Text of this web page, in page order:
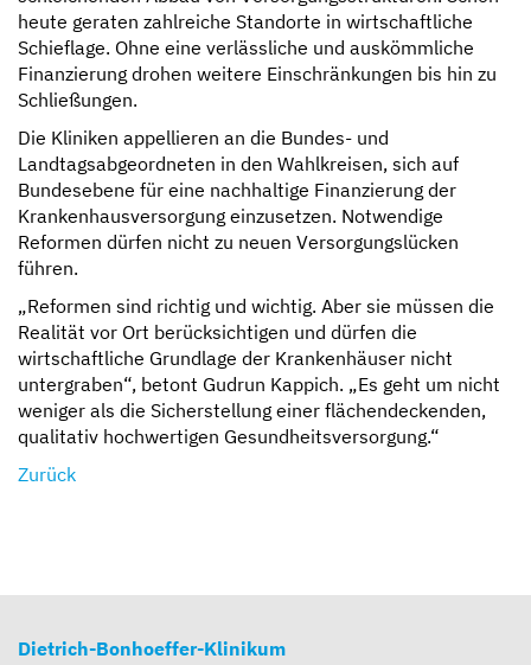
heute geraten zahlreiche Standorte in wirtschaftliche
Schieflage. Ohne eine verlässliche und auskömmliche
Finanzierung drohen weitere Einschränkungen bis hin zu
Schließungen.
Die Kliniken appellieren an die Bundes- und
Landtagsabgeordneten in den Wahlkreisen, sich auf
Bundesebene für eine nachhaltige Finanzierung der
Krankenhausversorgung einzusetzen. Notwendige
Reformen dürfen nicht zu neuen Versorgungslücken
führen.
„Reformen sind richtig und wichtig. Aber sie müssen die
Realität vor Ort berücksichtigen und dürfen die
wirtschaftliche Grundlage der Krankenhäuser nicht
untergraben“, betont Gudrun Kappich. „Es geht um nicht
weniger als die Sicherstellung einer flächendeckenden,
qualitativ hochwertigen Gesundheitsversorgung.“
Zurück
Dietrich-Bonhoeffer-Klinikum